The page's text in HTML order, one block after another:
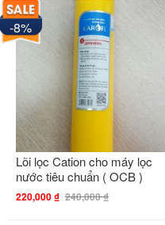
-8%
Lõi lọc Cation cho máy lọc
nước tiêu chuẩn ( OCB )
220,000₫ 240,000₫